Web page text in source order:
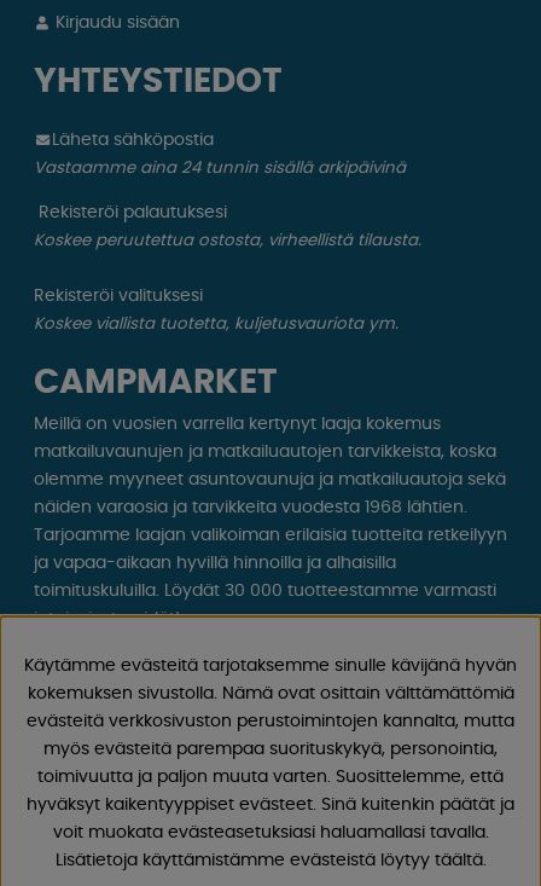
Kirjaudu sisään
YHTEYSTIEDOT
Läheta sähköpostia
Vastaamme aina 24 tunnin sisällä arkipäivinä
Rekisteröi palautuksesi
Koskee peruutettua ostosta, virheellistä tilausta.
Rekisteröi valituksesi
Koskee viallista tuotetta, kuljetusvauriota ym.
CAMPMARKET
Meillä on vuosien varrella kertynyt laaja kokemus
matkailuvaunujen ja matkailuautojen tarvikkeista, koska
olemme myyneet asuntovaunuja ja matkailuautoja sekä
näiden varaosia ja tarvikkeita vuodesta 1968 lähtien.
Tarjoamme laajan valikoiman erilaisia ​​tuotteita retkeilyyn
ja vapaa-aikaan hyvillä hinnoilla ja alhaisilla
toimituskuluilla. Löydät 30 000 tuotteestamme varmasti
jotain, josta pidät!
Seuraa meitä Facebookissa ja Instagramissa saadaksesi
inspiraatiota, uutisia ja ainutlaatuisia tarjouksia.
Leirintäelämä alkaa meiltä!
Käytämme evästeitä tarjotaksemme sinulle kävijänä hyvän
kokemuksen sivustolla. Nämä ovat osittain välttämättömiä
evästeitä verkkosivuston perustoimintojen kannalta, mutta
myös evästeitä parempaa suorituskykyä, personointia,
toimivuutta ja paljon muuta varten. Suosittelemme, että
hyväksyt kaikentyyppiset evästeet. Sinä kuitenkin päätät ja
voit muokata evästeasetuksiasi haluamallasi tavalla.
Lisätietoja käyttämistämme evästeistä löytyy täältä.